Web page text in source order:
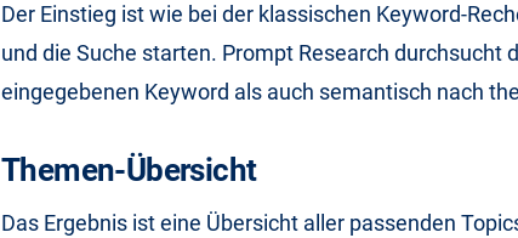
Der Einstieg ist wie bei der klassischen Keyword-
und die Suche starten. Prompt Research durchsucht
eingegebenen Keyword als auch semantisch nach
Themen-Übersicht
Das Ergebnis ist eine Übersicht aller passenden